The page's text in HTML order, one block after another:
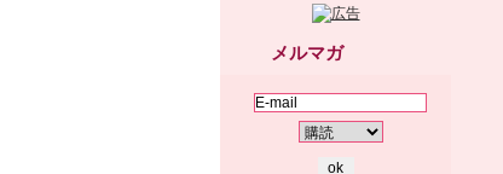
メルマガ